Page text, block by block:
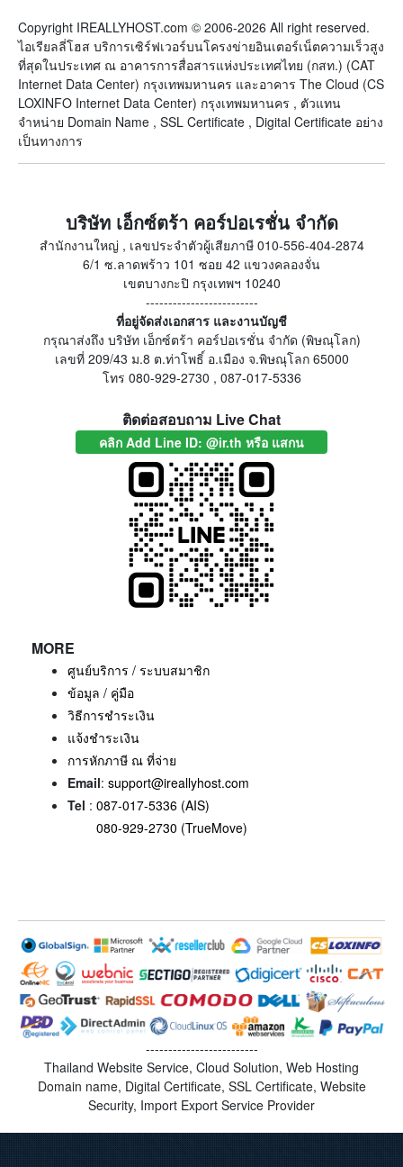
Copyright IREALLYHOST.com © 2006-2026 All right reserved.
ไอเรียลลี่โฮส บริการเซิร์ฟเวอร์บนโครงข่ายอินเตอร์เน็ตความเร็วสูง
ที่สุดในประเทศ ณ อาคารการสื่อสารแห่งประเทศไทย (กสท.) (CAT
Internet Data Center) กรุงเทพมหานคร และอาคาร The Cloud (CS
LOXINFO Internet Data Center) กรุงเทพมหานคร , ตัวแทน
จำหน่าย Domain Name , SSL Certificate , Digital Certificate อย่าง
เป็นทางการ
บริษัท เอ็กซ์ตร้า คอร์ปอเรชั่น จำกัด
สำนักงานใหญ่ , เลขประจำตัวผู้เสียภาษี 010-556-404-2874
6/1 ซ.ลาดพร้าว 101 ซอย 42 แขวงคลองจั่น
เขตบางกะปิ กรุงเทพฯ 10240
-------------------------
ที่อยู่จัดส่งเอกสาร และงานบัญชี
กรุณาส่งถึง บริษัท เอ็กซ์ตร้า คอร์ปอเรชั่น จำกัด (พิษณุโลก)
เลขที่ 209/43 ม.8 ต.ท่าโพธิ์ อ.เมือง จ.พิษณุโลก 65000
โทร 080-929-2730 , 087-017-5336
ติดต่อสอบถาม Live Chat
คลิก Add Line ID: @ir.th หรือ แสกน
MORE
ศูนย์บริการ / ระบบสมาชิก
ข้อมูล / คู่มือ
วิธีการชำระเงิน
แจ้งชำระเงิน
การหักภาษี ณ ที่จ่าย
Email: support@ireallyhost.com
Tel : 087-017-5336 (AIS)
080-929-2730 (TrueMove)
-------------------------
Thailand Website Service, Cloud Solution, Web Hosting
Domain name, Digital Certificate, SSL Certificate, Website
Security, Import Export Service Provider